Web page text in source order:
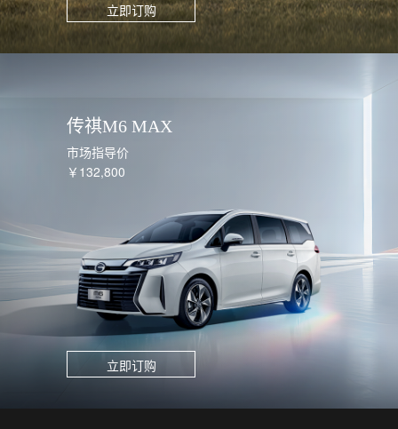
立即订购
传祺M6 MAX
市场指导价
￥132,800
立即订购